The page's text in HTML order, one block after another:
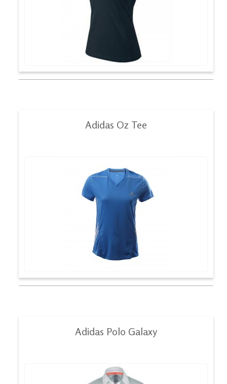
Adidas Oz Tee
Adidas Polo Galaxy